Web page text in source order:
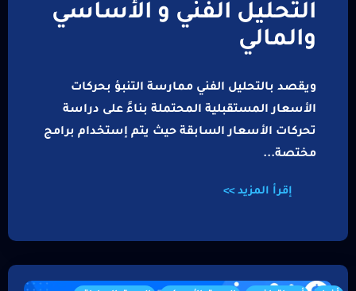
التحليل الفني و الأساسي
والمالي
ويقصد بالتحليل الفني ممارسة التنبؤ بحركات
الأسعار المستقبلية المحتملة بناءً على دراسة
تحركات الأسعار السابقة حيث يتم إستخدام برامج
مختصة...
إقرأ المزيد >>